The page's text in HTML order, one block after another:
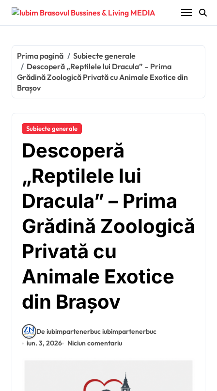
Sari
conținut
Prima pagină
Subiecte generale
Descoperă „Reptilele lui Dracula” – Prima
Grădină Zoologică Privată cu Animale Exotice din
Brașov
Subiecte generale
Descoperă
„Reptilele lui
Dracula” – Prima
Grădină Zoologică
Privată cu
Animale Exotice
din Brașov
De iubimpartenerbuc iubimpartenerbuc
iun. 3, 2026
Niciun comentariu